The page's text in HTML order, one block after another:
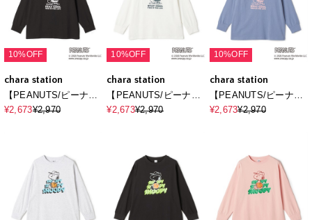
10%OFF
chara station
【PEANUTS/ピーナッ
ツ】SNOOPY/スヌー
¥2,673¥2,970
10%OFF
chara station
【PEANUTS/ピーナッ
ツ】SNOOPY/スヌー
¥2,673¥2,970
10%OFF
chara station
【PEANUTS/ピーナッ
ツ】SNOOPY/スヌー
¥2,673¥2,970